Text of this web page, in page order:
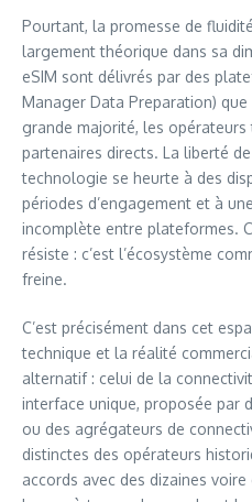
Pourtant, la promesse de
largement théorique dans sa
eSIM sont délivrés par des
Manager Data Preparation)
grande majorité, les
partenaires directs. La liberté
technologie se heurte à des
périodes d’engagement et à
incomplète entre plateformes.
résiste : c’est l’écosystème
freine.
C’est précisément dans cet
technique et la réalité
alternatif : celui de la
interface unique, proposée par
ou des agrégateurs de
distinctes des opérateurs
accords avec des dizaines